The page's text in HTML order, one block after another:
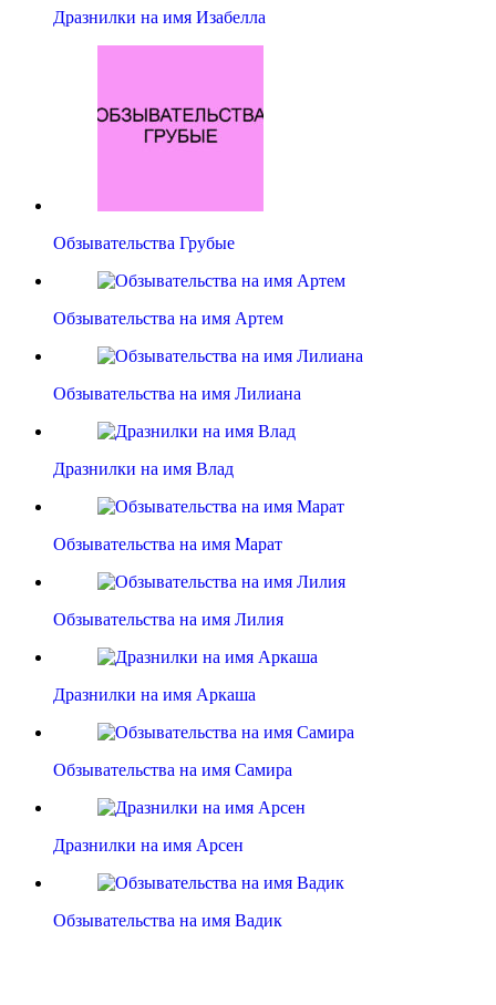
Дразнилки на имя Изабелла
Обзывательства Грубые
Обзывательства на имя Артем
Обзывательства на имя Лилиана
Дразнилки на имя Влад
Обзывательства на имя Марат
Обзывательства на имя Лилия
Дразнилки на имя Аркаша
Обзывательства на имя Самира
Дразнилки на имя Арсен
Обзывательства на имя Вадик